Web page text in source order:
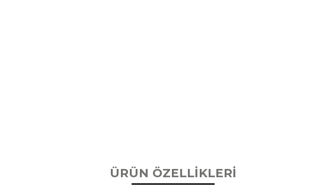
ÜRÜN ÖZELLİKLERİ